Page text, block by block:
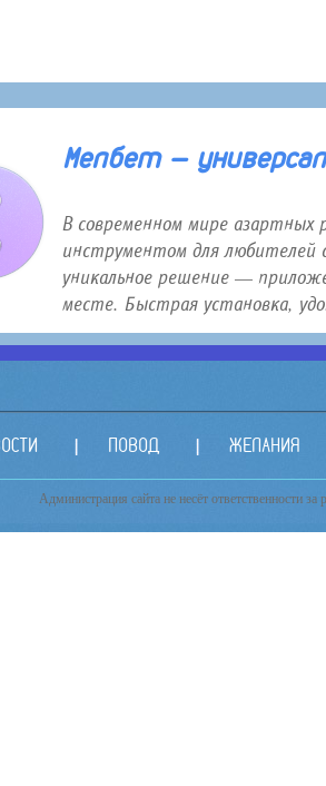
Мелбет —
В современном мире азартных
инструментом для любителей
уникальное решение —
месте. Быстрая установка,
ПОВОД ЖЕЛАНИЯ
Администрация сайта не несёт ответственности